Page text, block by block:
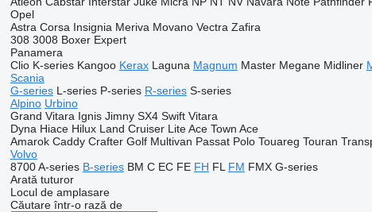
Opel
Astra Corsa Insignia Meriva Movano Vectra Zafira
308 3008 Boxer Expert
Panamera
Clio K-series Kangoo Kerax Laguna Magnum Master Megane Midliner
Scania
G-series L-series P-series R-series S-series
Alpino Urbino
Grand Vitara Ignis Jimny SX4 Swift Vitara
Dyna Hiace Hilux Land Cruiser Lite Ace Town Ace
Amarok Caddy Crafter Golf Multivan Passat Polo Touareg Touran
Volvo
8700 A-series B-series BM C EC FE FH FL FM FMX G-series
Arată tuturor
Locul de amplasare
Căutare într-o rază de